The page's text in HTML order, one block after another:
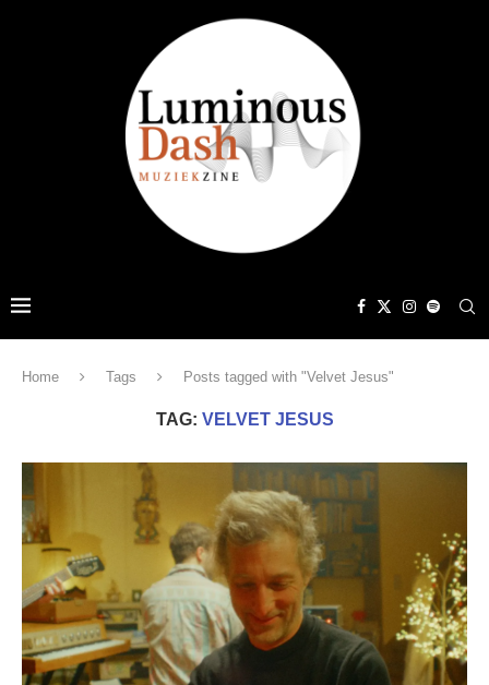
Home Tags Posts tagged with "Velvet Jesus"
TAG: VELVET JESUS